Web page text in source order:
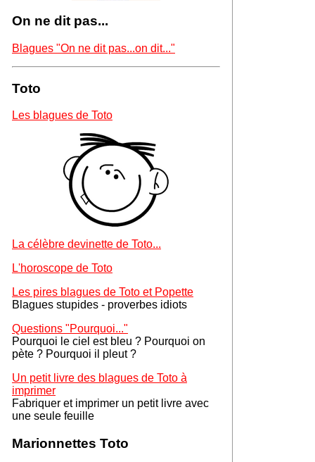
On ne dit pas...
Blagues "On ne dit pas...on dit..."
Toto
Les blagues de Toto
La célèbre devinette de Toto...
L'horoscope de Toto
Les pires blagues de Toto et Popette
Blagues stupides - proverbes idiots
Questions "Pourquoi..."
Pourquoi le ciel est bleu ? Pourquoi on
pète ? Pourquoi il pleut ?
Un petit livre des blagues de Toto à
imprimer
Fabriquer et imprimer un petit livre avec
une seule feuille
Marionnettes Toto